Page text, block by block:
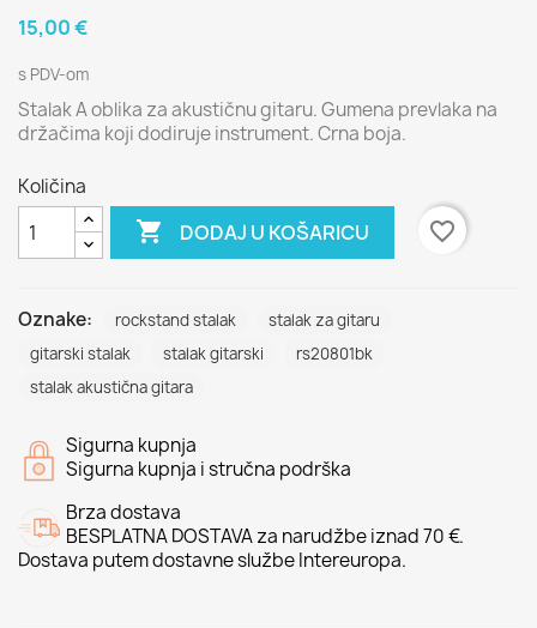
15,00 €
s PDV-om
Stalak A oblika za akustičnu gitaru. Gumena prevlaka na
držačima koji dodiruje instrument. Crna boja.
Količina
 DODAJ U KOŠARICU favorite_border
Oznake: rockstand stalak
stalak za gitaru
gitarski stalak
stalak gitarski
rs20801bk
stalak akustična gitara
Sigurna kupnja
Sigurna kupnja i stručna podrška
Brza dostava
BESPLATNA DOSTAVA za narudžbe iznad 70 €.
Dostava putem dostavne službe Intereuropa.